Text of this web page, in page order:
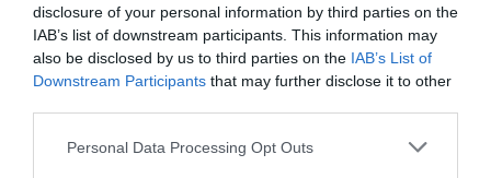
disclosure of your personal information by third parties on the
IAB’s list of downstream participants. This information may
also be disclosed by us to third parties on the IAB’s List of
Downstream Participants that may further disclose it to other
Please note that this website/app uses one or more Google
Personal Data Processing Opt Outs
2022. Július 2.
Lehet, hogy jó az étterem, de
nekem nagyon nem volt
szerencsém. A felszolgált ételt
nem tudtam megenni ! A steak
burgonya felmelegített volt, a
rostélyos inkább párolt volt,